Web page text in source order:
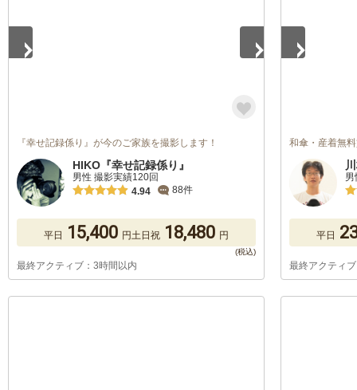
『幸せ記録係り』が今のご家族を撮影します！
HIKO『幸せ記録係り』
男性 撮影実績120回
4.94
88件
平日 15,400 円土日祝 18,480 円
最終アクティブ：3時間以内
和傘・産着無
平日
最終アクティ